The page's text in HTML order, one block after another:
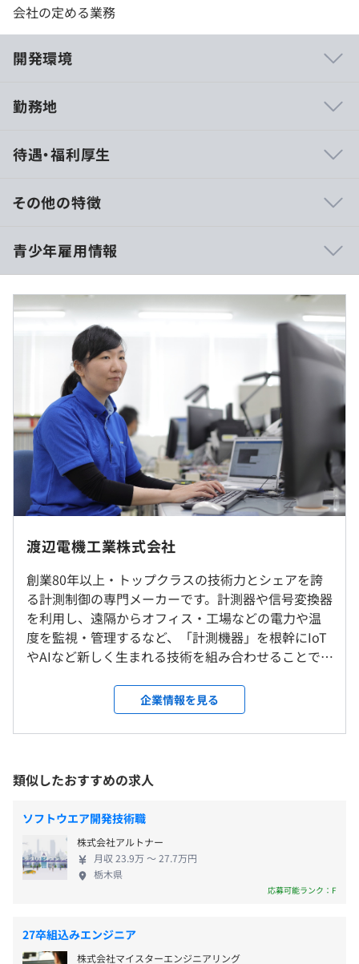
会社の定める業務
開発環境
へ挑戦し新しい技術の習得ができる環境が整っています。
書籍・社外研修の参加費用を補償
資格取得奨励金制度・取得費用補償制度
各階層別研修
当社規定PCを支給
ウォーターフォール
開発手法としては、ウォーターフォールモデルになりま
製品仕様に基づいて、機能実装とデバッグをおこないま
す。製品仕様を考え、仕様策定をおこなう場合もありま
製品単位で開発チームが分かれており、ハードウェア担当
雰囲気的にも、孤立した感はなく、メンバーが協力し合い
ながら開発に取り組んでいます。
【開発環境】
・OS：Linux／Fress OS／TI製（SYSBIOS）
・バージョン管理：Git
・開発手法：ウォーターフォール
勤務地
◎原則、東京本社への配属となります。
◎転勤は当面ありません。
就業場所の変更範囲
＜雇入時＞
東京本社
＜変更範囲＞
会社の定める範囲
受動喫煙防止措置に関する事項
東京メトロ「明治神宮前駅」から徒歩6分
JR「原宿駅」から徒歩10分
JR・私鉄各線「渋谷駅」から徒歩15分
待遇・福利厚生
◼︎給与
・大卒 月給：278,000円（基本給：258,000円＋住宅補
助：20,000円）
・院卒 月給：290,000円（基本給：270,000円＋住宅補
助：20,000円）
※固定残業制度はありません。残業が発生した場合5分単
位で計測のうえ、別途全額支給します。
※時間外労働、休日労働および深夜労働分については別途
支給します。
※役職者に対しては別途手当が発生します。
※経験・能力を考慮の上、当社規定により決定します。
（※想定年収は年収提示額を保証するものではありません）
8：20～17：20 （所定労働時間：8時間）
休憩時間：60分
平均残業時間：平均24時間／月 ※残業は月30Hまでに制
・完全週休2日制（土・日）
・祝日
・夏季休暇（計画休暇含9日間）
・年末年始休暇（計画休暇含7日間）
・有給休暇（半年後に付与）
・特別（慶弔）休暇
・産休、育児休暇
その他の特徴
青少年雇用情報
過去３年間の新卒採用者数・離職者数
前年度 採用者数2人 離職者数0人
2年度前 採用者数4人 離職者数1人
3年度前 採用者数2人 離職者数0人
過去３年間の新卒採用者数の男女別人数
前年度 男性2人 女性0人
2年度前 男性3人 女性1人
3年度前 男性2人 女性0人
平均勤続年数
13.8年
研修の有無及び内容
入社前：内定者研修
入社後：ビジネスマナー研修（社外）、新入社員研修、導
入研修（事業内容等の説明、マナー研修）
配属後：部門研修、OJT、階層別研修（若手、中堅、リー
16.0時間
前年度の有給休暇の平均取得日数
前事業年度の育児休業取得者数／出産者数
男性1人/1人
役員0.0%
管理職0.0%
渡辺電機工業株式会社
創業80年以上・トップクラスの技術力とシェアを誇
る計測制御の専門メーカーです。計測器や信号変換器
を利用し、遠隔からオフィス・工場などの電力や温
度を監視・管理するなど、「計測機器」を根幹にIoT
やAIなど新しく生まれる技術を組み合わせることで、
エンジニアは、信号変換器・デジタルパネルメータ
ー、電力監視機器、計測機器以外のIoT・クラウド製
品など、幅広い開発に挑戦できます。特にIoT化した
を取りれているため、「モノづくりが大好き」「成
長していきたい」という方にぴったりの刺激的な環
境です。 完全週休2日、ノー残業デー（毎週水曜）、
残業月30時間以内、年間休日125日、有給を取得しや
すい文化など、社員全員で働きやすい職場環境づく
りに取り組んでいます。豊富な手当、資格取得支援も
用意しており、平均勤続年数は13.3年と多くの社員が
発に携わりませんか？
企業情報を見る
類似したおすすめの求人
ソフトウエア開発技術職
株式会社アルトナー
月収 23.9万 〜 27.7万円
栃木県
応募可能ランク：F
27卒組込みエンジニア
株式会社マイスターエンジニアリング